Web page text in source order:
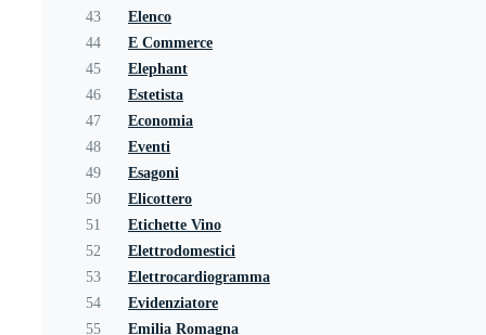
43
Elenco
44
E Commerce
45
Elephant
46
Estetista
47
Economia
48
Eventi
49
Esagoni
50
Elicottero
51
Etichette Vino
52
Elettrodomestici
53
Elettrocardiogramma
54
Evidenziatore
55
Emilia Romagna